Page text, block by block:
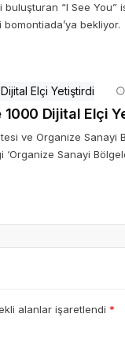
buluşturan “I See
bomontiada’ya bekliyor.
Dijital Elçi
ve Organize
Sanayi
alanlar işaretlendi *